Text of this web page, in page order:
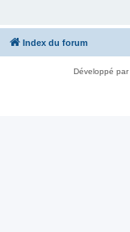
Index du forum
Développé par